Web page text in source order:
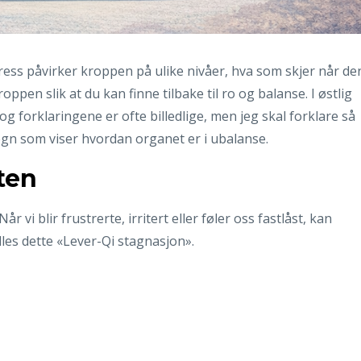
påvirker kroppen på ulike nivåer, hva som skjer når
slik at du kan finne tilbake til ro og balanse. I østlig
forklaringene er ofte billedlige, men jeg skal forklare så
som viser hvordan organet er i ubalanse.
vi blir frustrerte, irritert eller føler oss fastlåst, kan
dette «Lever-Qi stagnasjon».